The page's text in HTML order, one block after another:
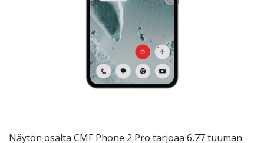
Näytön osalta CMF Phone 2 Pro tarjoaa 6,77 tuuman